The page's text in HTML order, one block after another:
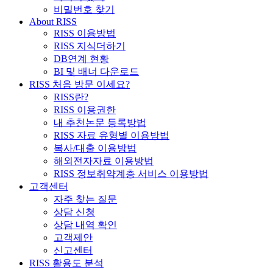
비밀번호 찾기
About RISS
RISS 이용방법
RISS 지식더하기
DB연계 현황
BI 및 배너 다운로드
RISS 처음 방문 이세요?
RISS란?
RISS 이용권한
내 추천논문 등록방법
RISS 자료 유형별 이용방법
복사/대출 이용방법
해외전자자료 이용방법
RISS 정보취약계층 서비스 이용방법
고객센터
자주 찾는 질문
상담 신청
상담 내역 확인
고객제안
신고센터
RISS 활용도 분석